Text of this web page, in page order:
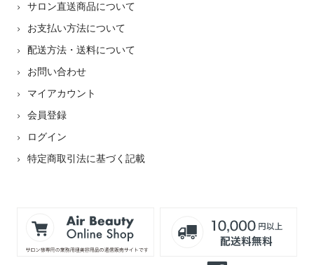
サロン直送商品について
お支払い方法について
配送方法・送料について
お問い合わせ
マイアカウント
会員登録
ログイン
特定商取引法に基づく記載